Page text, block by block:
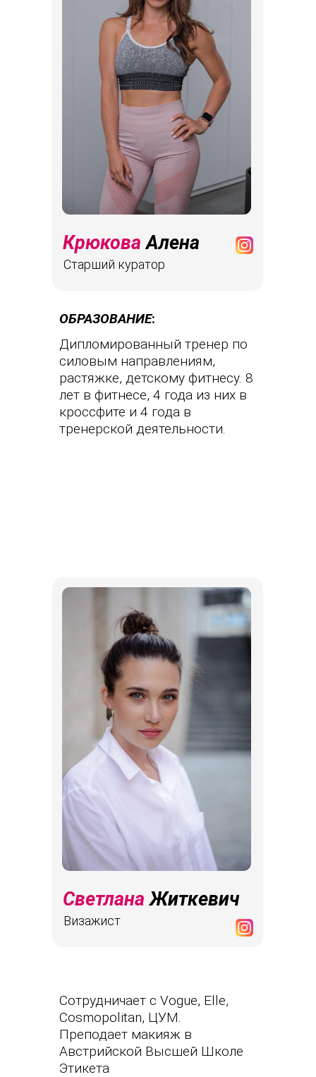
КрюковаАлена
Старший куратор
ОБРАЗОВАНИЕ:
Дипломированный тренер по
силовым направлениям,
растяжке, детскому фитнесу. 8
лет в фитнесе, 4 года из них в
кроссфите и 4 года в
тренерской деятельности.
СветланаЖиткевич
Визажист
Сотрудничает с Vogue, Elle,
Cosmopolitan, ЦУМ.
Преподает макияж в
Австрийской Высшей Школе
Этикета